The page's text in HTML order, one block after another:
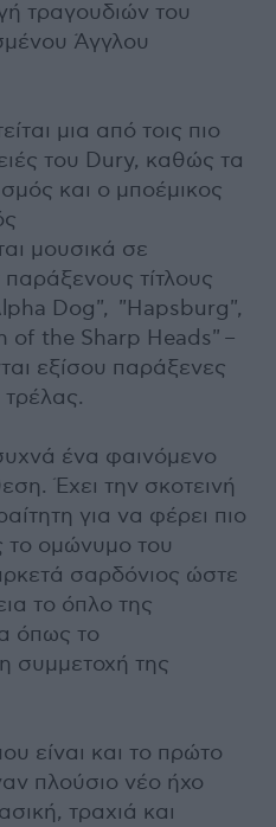
τραγουδιών του
Άγγλου
μια από τοις πιο
του Dury, καθώς τα
και ο μποέμικος
μουσικά σε
τίτλους
Dog", "Hapsburg",
of the Sharp Heads" –
εξίσου παράξενες
τρέλας.
ένα φαινόμενο
Έχει την σκοτεινή
για να φέρει πιο
το ομώνυμο του
σαρδόνιος ώστε
το όπλο της
όπως το
συμμετοχή της
είναι και το πρώτο
πλούσιο νέο ήχο
τραχιά και